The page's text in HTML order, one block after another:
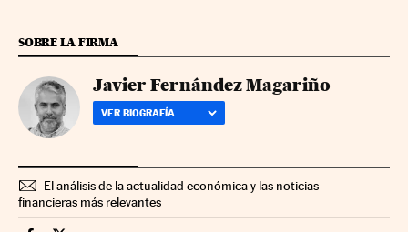
SOBRE LA FIRMA
Javier Fernández Magariño
VER BIOGRAFÍA
El análisis de la actualidad económica y las noticias
financieras más relevantes